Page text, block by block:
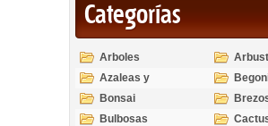
Categorías
Arboles
Azaleas y
Rododendros
Bonsai
Bulbosas